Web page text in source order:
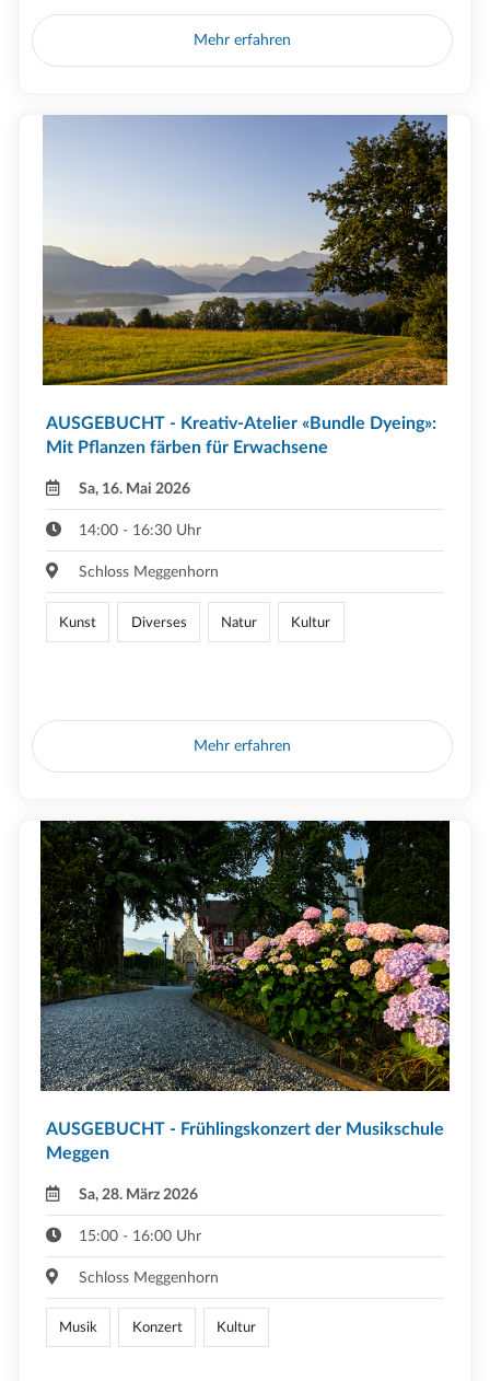
Mehr erfahren
AUSGEBUCHT - Kreativ-Atelier «Bundle Dyeing»:
Mit Pflanzen färben für Erwachsene
Sa, 16. Mai 2026
14:00 - 16:30 Uhr
Schloss Meggenhorn
Kunst Diverses Natur Kultur
Mehr erfahren
AUSGEBUCHT - Frühlingskonzert der Musikschule
Meggen
Sa, 28. März 2026
15:00 - 16:00 Uhr
Schloss Meggenhorn
Musik Konzert Kultur